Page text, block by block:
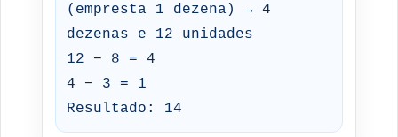
(empresta 1 dezena) → 4
dezenas e 12 unidades
12 − 8 = 4
4 − 3 = 1
Resultado: 14